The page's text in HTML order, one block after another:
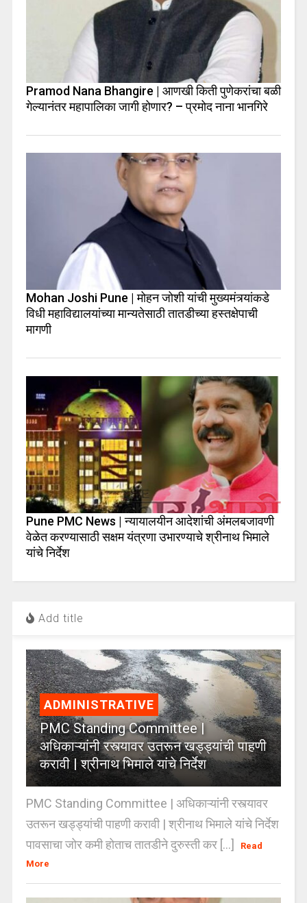
Pramod Nana Bhangire | आणखी किती पुणेकरांचा बळी
गेल्यानंतर महापालिका जागी होणार? – प्रमोद नाना भानगिरे
Mohan Joshi Pune | मोहन जोशी यांची मुख्यमंत्र्यांकडे
विधी महाविद्यालयांच्या मान्यतेसाठी तातडीच्या हस्तक्षेपाची
मागणी
Pune PMC News | न्यायालयीन आदेशांची अंमलबजावणी
वेळेत करण्यासाठी सक्षम यंत्रणा उभारण्याचे श्रीनाथ भिमाले
यांचे निर्देश
Add title
ADMINISTRATIVE
PMC Standing Committee |
अधिकाऱ्यांनी रस्त्यावर उतरून खड्ड्यांची पाहणी
करावी | श्रीनाथ भिमाले यांचे निर्देश
PMC Standing Committee | अधिकाऱ्यांनी रस्त्यावर
उतरून खड्ड्यांची पाहणी करावी | श्रीनाथ भिमाले यांचे निर्देश
पावसाचा जोर कमी होताच तातडीने दुरुस्ती कर [...]
Read
More